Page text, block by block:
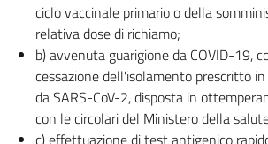
ciclo vaccinale primario o della
relativa dose di richiamo;
b) avvenuta guarigione da COVID-19,
cessazione dell'isolamento prescritto
da SARS-CoV-2, disposta in
con le circolari del Ministero della
c) effettuazione di test antigenico